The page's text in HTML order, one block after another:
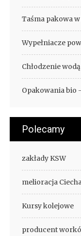
Taśma pakowa
Wypełniacze
Chłodzenie
Opakowania bio
Polecamy
zakłady KSW
melioracja
Kursy kolejowe
producent